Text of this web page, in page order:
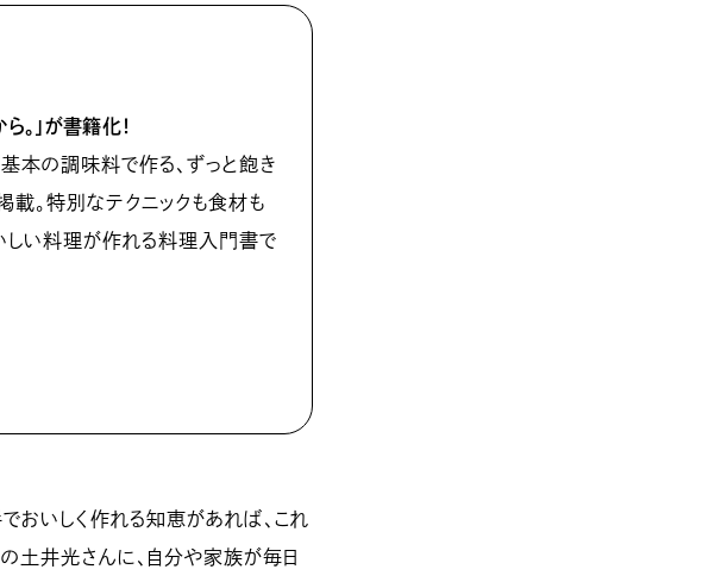
。」が書籍化！
本の調味料で作る、ずっと飽き
載。特別なテクニックも食材も
しい料理が作れる料理入門書で
おいしく作れる知恵があれば、これ
の土井光さんに、自分や家族が毎日